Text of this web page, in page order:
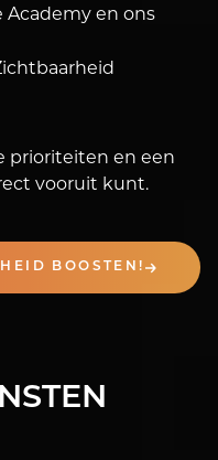
Academy en ons
prioriteiten en een
vooruit kunt.
BOOSTEN!